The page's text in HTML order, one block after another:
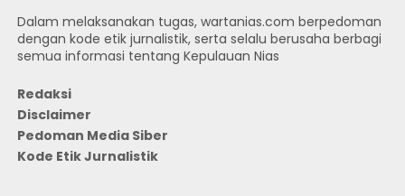
Dalam melaksanakan tugas, wartanias.com berpedoman
dengan kode etik jurnalistik, serta selalu berusaha berbagi
semua informasi tentang Kepulauan Nias
Redaksi
Disclaimer
Pedoman Media Siber
Kode Etik Jurnalistik